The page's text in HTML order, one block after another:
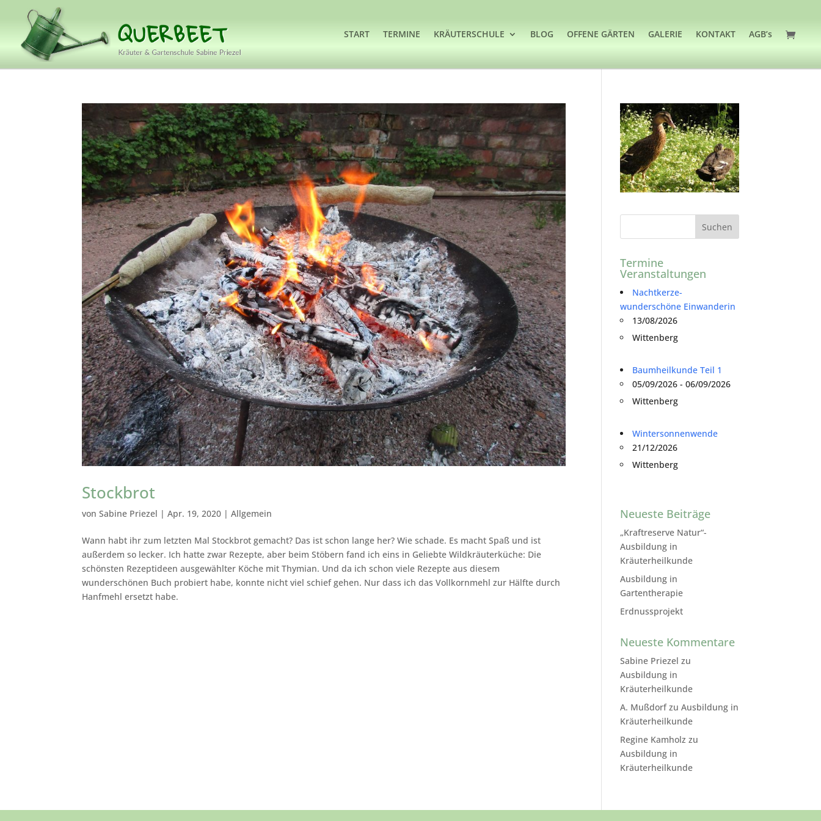
START TERMINE KRÄUTERSCHULE BLOG OFFENE GÄRTEN GALERIE KONTAKT AGB’s
Stockbrot
vonSabine Priezel |Apr. 19, 2020 |Allgemein
Wann habt ihr zum letzten Mal Stockbrot gemacht? Das ist schon lange her? Wie schade. Es macht Spaß und ist
außerdem so lecker. Ich hatte zwar Rezepte, aber beim Stöbern fand ich eins in Geliebte Wildkräuterküche: Die
schönsten Rezeptideen ausgewählter Köche mit Thymian. Und da ich schon viele Rezepte aus diesem
wunderschönen Buch probiert habe, konnte nicht viel schief gehen. Nur dass ich das Vollkornmehl zur Hälfte durch
Hanfmehl ersetzt habe.
Termine
Veranstaltungen
Nachtkerze-
wunderschöne Einwanderin
13/08/2026
Wittenberg
Baumheilkunde Teil 1
05/09/2026 - 06/09/2026
Wittenberg
Wintersonnenwende
21/12/2026
Wittenberg
Neueste Beiträge
„Kraftreserve Natur“-
Ausbildung in
Kräuterheilkunde
Ausbildung in
Gartentherapie
Erdnussprojekt
Neueste Kommentare
Sabine Priezel zu
Ausbildung in
Kräuterheilkunde
A. MußdorfzuAusbildung in
Kräuterheilkunde
Regine Kamholz zu
Ausbildung in
Kräuterheilkunde